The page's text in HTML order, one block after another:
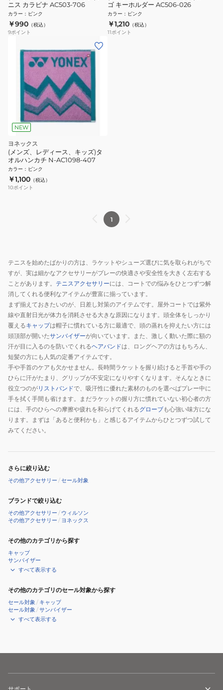
ニス カラビナ AC503-706
カラー ： ピンク
￥990 （税込）
9ポイント
ゴ キーホルダー AC506-026
カラー ： ピンク
￥1,210 （税込）
11ポイント
NEW
ヨネックス
(メンズ、レディース、キッズ)タ
オルハンカチ N-AC1098-407
カラー ： ピンク
￥1,100 （税込）
10ポイント
1
テニスを始めたばかりの方は、ラケットやシューズ選びに気を取られがちで
すが、実は細かなアクセサリーがプレーの快適さや安全性を大きく左右する
ことがあります。 テニスアクセサリーには、コートでの悩みをひとつずつ解
消してくれる便利なアイテムが豊富に揃っています。
まず揃えておきたいのが、日差し対策のアイテムです。屋外コートでは紫外
線や直射日光が体力を消耗させる大きな原因になります。頭全体をしっかり
覆えるキャップは帽子に慣れている方に最適で、頭の蒸れを抑えたい方には
頭頂部が開いたサンバイザーが向いています。また、激しく動いた際に額の
汗が目に入るのを防いでくれるヘアバンドは、ロングヘアの方はもちろん、
短髪の方にも人気の定番アイテムです。
手や手首のケアも欠かせません。長時間ラケットを握り続けると手首や手の
ひらに汗がたまり、グリップが不安定になりやすくなります。そんなときに
役立つのがリストバンドで、吸汗性に優れた素材のものを選べばプレー中に
手を拭く手間も省けます。まだラケットの握り方に慣れていない初心者の方
には、手のひらへの摩擦や疲れを和らげてくれるグローブも心強い味方にな
ります。まずは「あると便利かも」と感じるアイテムからひとつずつ試して
みてください。
さらに絞り込む
その他アクセサリー /セール対象
ブランドで絞り込む
その他アクセサリー / ウィルソン
その他アクセサリー / ヨネックス
その他のカテゴリから探す
キャップ
サンバイザー
すべて表示する
その他のカテゴリのセール対象から探す
セール対象 / キャップ
セール対象 /サンバイザー
すべて表示する